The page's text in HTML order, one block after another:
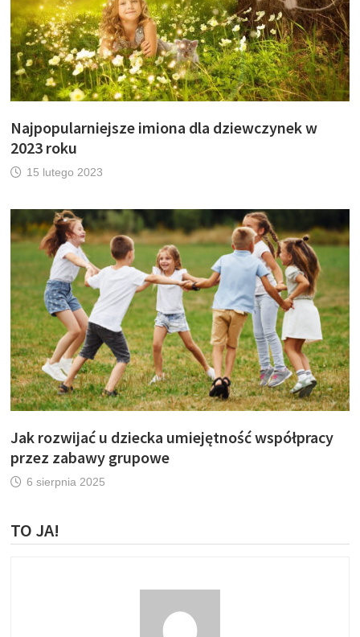
Najpopularniejsze imiona dla dziewczynek w
2023 roku
15 lutego 2023
Jak rozwijać u dziecka umiejętność współpracy
przez zabawy grupowe
6 sierpnia 2025
TO JA!